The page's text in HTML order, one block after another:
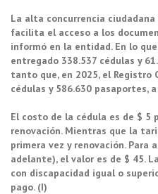
La alta concurrencia
facilita el acceso a los
informó en la entidad. En lo
entregado 338.537 cédulas y
tanto que, en 2025, el Registro
cédulas y 586.630 pasaportes,
El costo de la cédula es de $ 5
renovación. Mientras que la
primera vez y renovación. Para
adelante), el valor es de $ 45.
con discapacidad igual o
pago. (I)